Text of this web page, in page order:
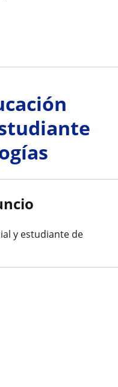
y estudiante de